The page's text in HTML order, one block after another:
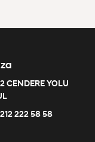
CENDERE YOLU
222 58 58